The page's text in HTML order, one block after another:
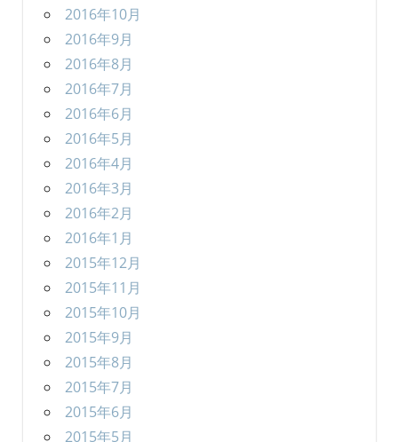
2016年10月
2016年9月
2016年8月
2016年7月
2016年6月
2016年5月
2016年4月
2016年3月
2016年2月
2016年1月
2015年12月
2015年11月
2015年10月
2015年9月
2015年8月
2015年7月
2015年6月
2015年5月